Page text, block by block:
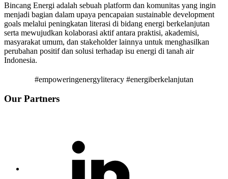
Bincang Energi adalah sebuah platform dan komunitas yang ingin
menjadi bagian dalam upaya pencapaian sustainable development
goals melalui peningkatan literasi di bidang energi berkelanjutan
serta mewujudkan kolaborasi aktif antara praktisi, akademisi,
masyarakat umum, dan stakeholder lainnya untuk menghasilkan
perubahan positif dan solusi terhadap isu energi di tanah air
Indonesia.
#empoweringenergyliteracy #energiberkelanjutan
Our Partners